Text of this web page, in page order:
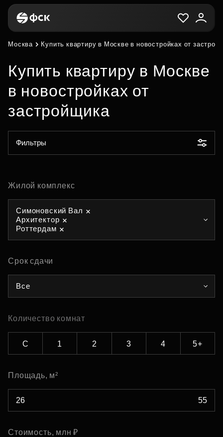
Москва Купить квартиру в Москве в новостройках от
Купить квартиру в Москве
в новостройках от
застройщика
Фильтры
Жилой комплекс
Симоновский Вал
Архитектор
Роттердам
Срок сдачи
Все
Количество комнат
С 1 2 3 4 5+
Площадь, м²
Стоимость, млн ₽